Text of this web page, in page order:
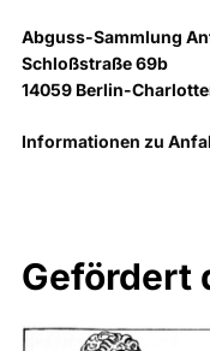
Abguss-Sammlung
Schloßstraße 69b
14059 Berlin-
Informationen zu
Gefördert